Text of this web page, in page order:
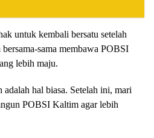
untuk kembali bersatu setelah
sama membawa POBSI
lebih maju.
adalah hal biasa. Setelah ini, mari
POBSI Kaltim agar lebih